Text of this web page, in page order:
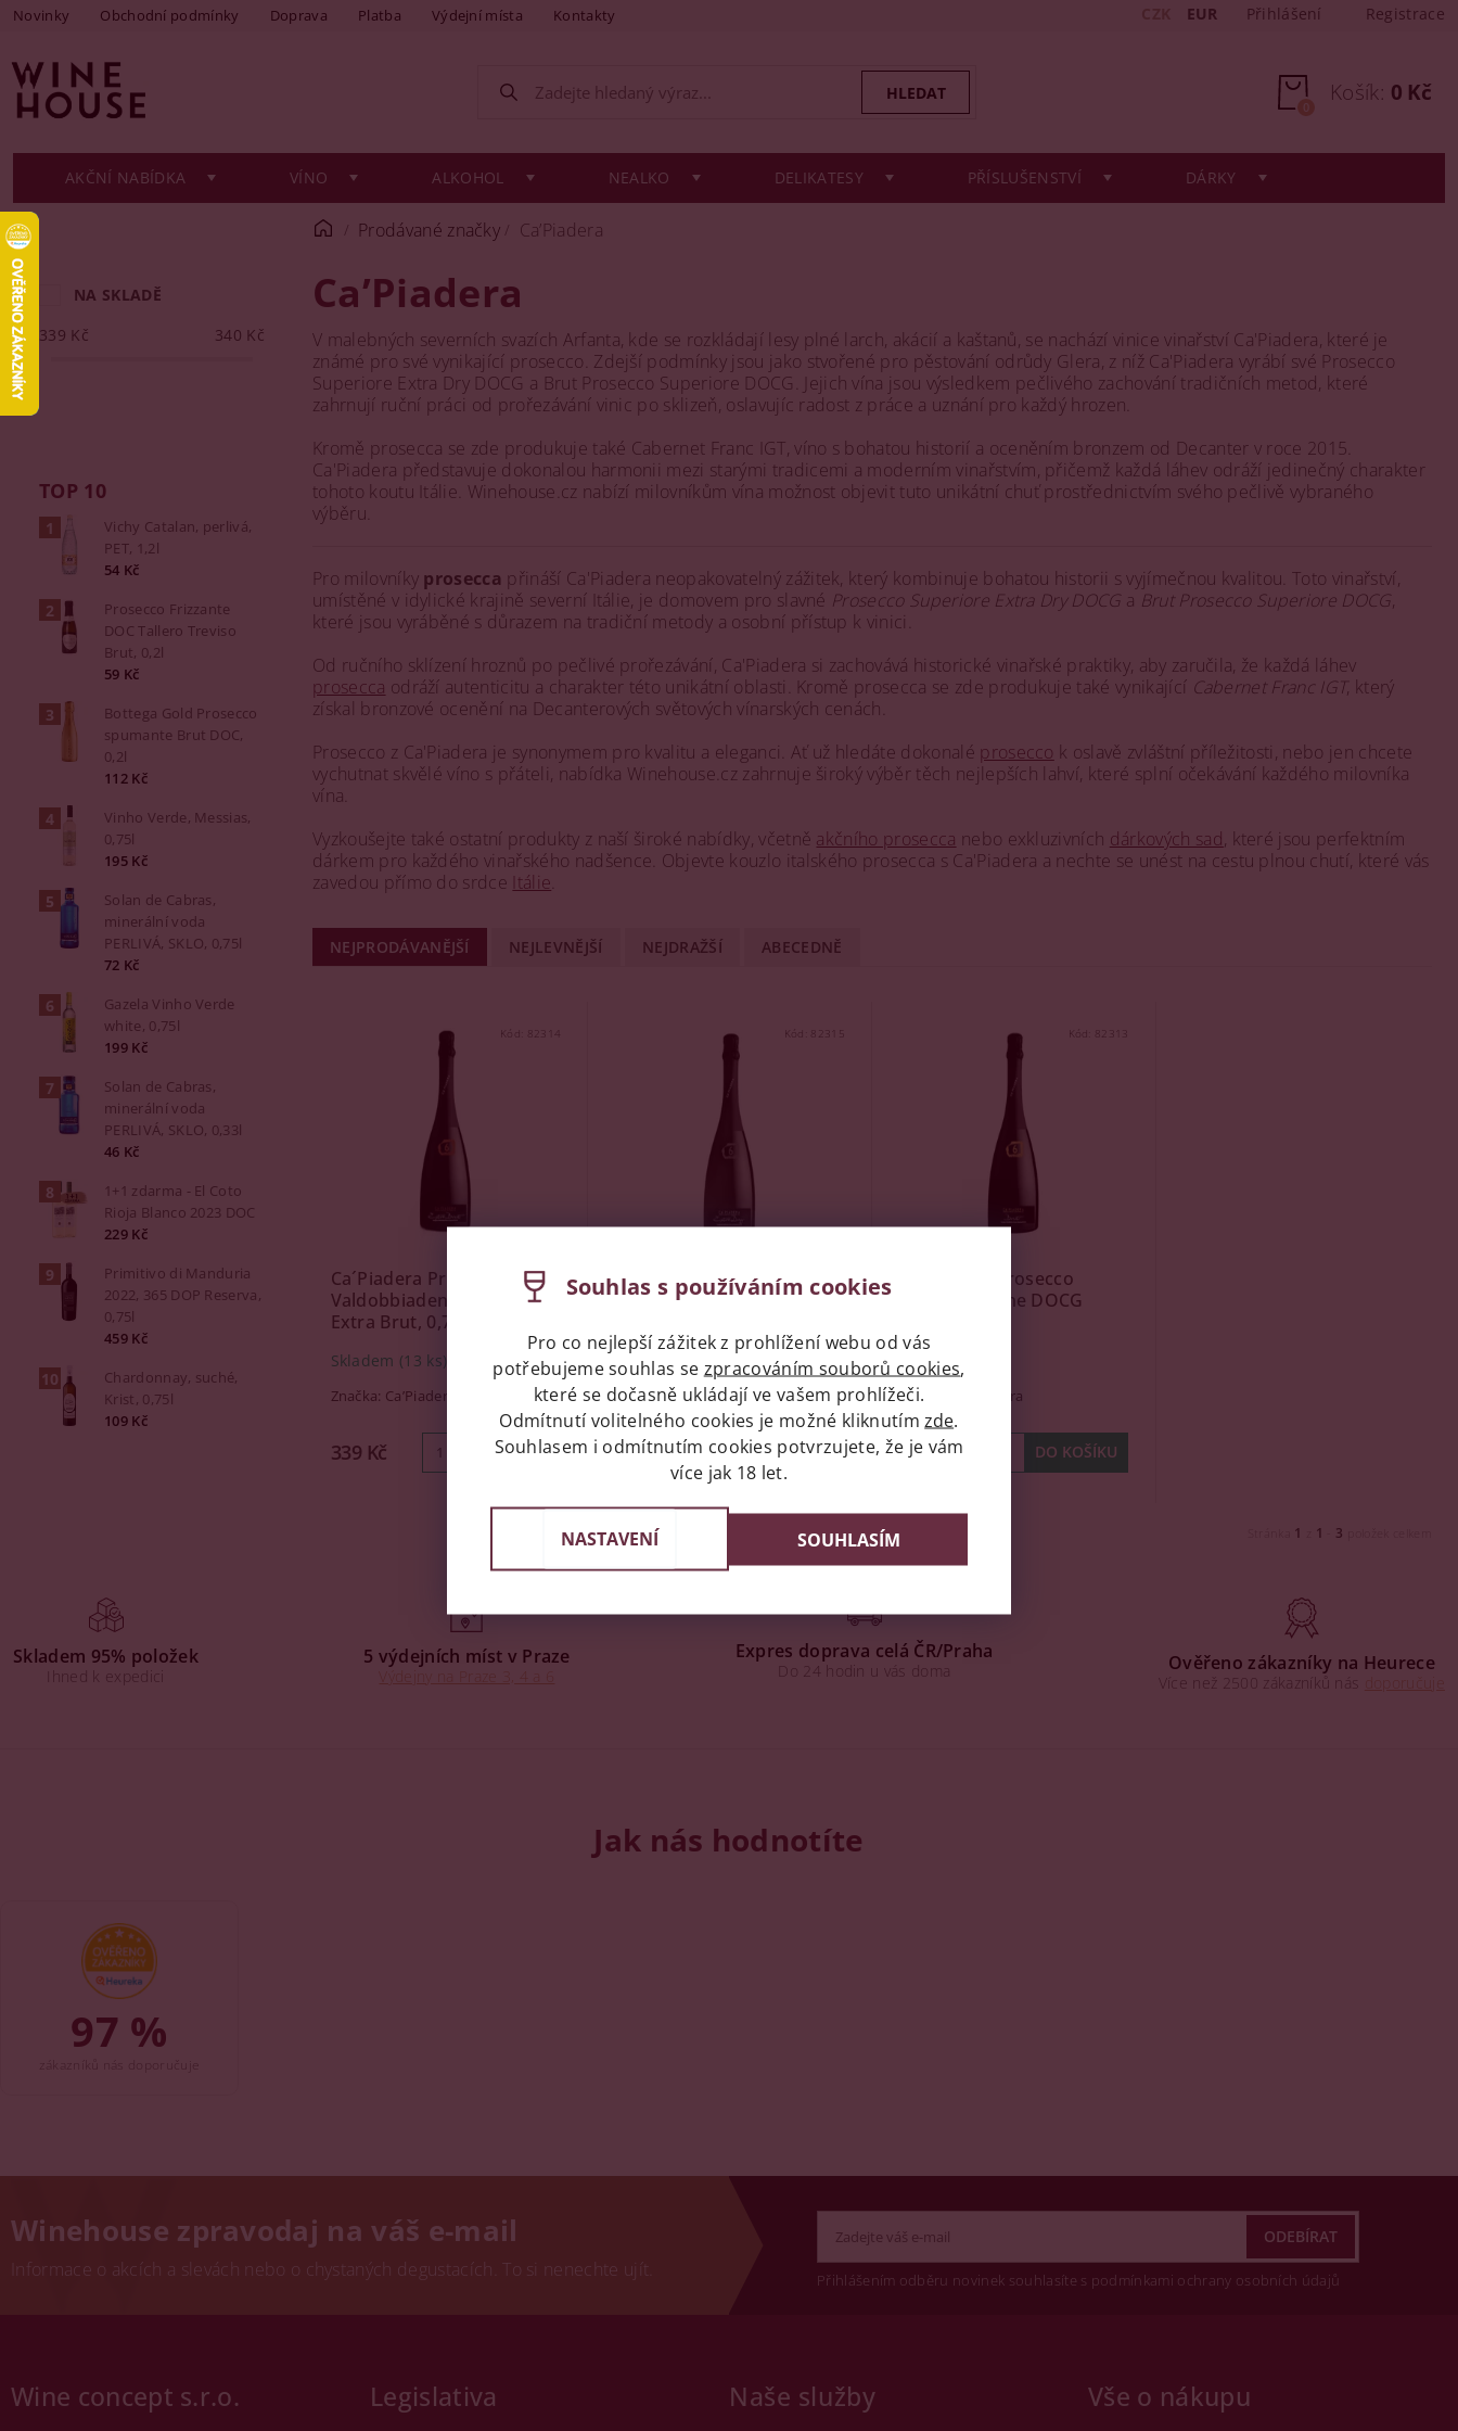
Novinky Obchodní podmínky Doprava Platba Výdejní místa Kontakty EUR Přihlášení Registrace
Košík: 0 Kč
0
AKČNÍ NABÍDKA VÍNO ALKOHOL NEALKO DELIKATESY PŘÍSLUŠENSTVÍ DÁRKY
NA SKLADĚ
339 Kč 340 Kč
TOP 10
Vichy Catalan, perlivá,
PET, 1,2l
54 Kč
Prosecco Frizzante
DOC Tallero Treviso
Brut, 0,2l
59 Kč
Bottega Gold Prosecco
spumante Brut DOC,
0,2l
112 Kč
Vinho Verde, Messias,
0,75l
195 Kč
Solan de Cabras,
minerální voda
PERLIVÁ, SKLO, 0,75l
72 Kč
Gazela Vinho Verde
white, 0,75l
199 Kč
Solan de Cabras,
minerální voda
PERLIVÁ, SKLO, 0,33l
46 Kč
1+1 zdarma - El Coto
Rioja Blanco 2023 DOC
229 Kč
Primitivo di Manduria
2022, 365 DOP Reserva,
0,75l
459 Kč
Chardonnay, suché,
Krist, 0,75l
109 Kč
Prodávané značky Ca’Piadera
Ca’Piadera
V malebných severních svazích Arfanta, kde se rozkládají lesy plné larch, akácií a kaštanů, se nachází vinice vinařství Ca'Piadera, které je
známé pro své vynikající prosecco. Zdejší podmínky jsou jako stvořené pro pěstování odrůdy Glera, z níž Ca'Piadera vyrábí své Prosecco
Superiore Extra Dry DOCG a Brut Prosecco Superiore DOCG. Jejich vína jsou výsledkem pečlivého zachování tradičních metod, které
zahrnují ruční práci od prořezávání vinic po sklizeň, oslavujíc radost z práce a uznání pro každý hrozen.
Kromě prosecca se zde produkuje také Cabernet Franc IGT, víno s bohatou historií a oceněním bronzem od Decanter v roce 2015.
Ca'Piadera představuje dokonalou harmonii mezi starými tradicemi a moderním vinařstvím, přičemž každá láhev odráží jedinečný charakter
tohoto koutu Itálie. Winehouse.cz nabízí milovníkům vína možnost objevit tuto unikátní chuť prostřednictvím svého pečlivě vybraného
výběru.
Pro milovníky prosecca přináší Ca'Piadera neopakovatelný zážitek, který kombinuje bohatou historii s vyjímečnou kvalitou. Toto vinařství,
umístěné v idylické krajině severní Itálie, je domovem pro slavné Prosecco Superiore Extra Dry DOCG a Brut Prosecco Superiore DOCG,
které jsou vyráběné s důrazem na tradiční metody a osobní přístup k vinici.
Od ručního sklízení hroznů po pečlivé prořezávání, Ca'Piadera si zachovává historické vinařské praktiky, aby zaručila, že každá láhev
prosecca odráží autenticitu a charakter této unikátní oblasti. Kromě prosecca se zde produkuje také vynikající Cabernet Franc IGT, který
získal bronzové ocenění na Decanterových světových vínarských cenách.
Prosecco z Ca'Piadera je synonymem pro kvalitu a eleganci. Ať už hledáte dokonalé prosecco k oslavě zvláštní příležitosti, nebo jen chcete
vychutnat skvělé víno s přáteli, nabídka Winehouse.cz zahrnuje široký výběr těch nejlepších lahví, které splní očekávání každého milovníka
vína.
Vyzkoušejte také ostatní produkty z naší široké nabídky, včetně akčního prosecca nebo exkluzivních dárkových sad, které jsou perfektním
dárkem pro každého vinařského nadšence. Objevte kouzlo italského prosecca s Ca'Piadera a nechte se unést na cestu plnou chutí, které vás
zavedou přímo do srdce Itálie
NEJPRODÁVANĚJŠÍ NEJLEVNĚJŠÍ NEJDRAŽŠÍ ABECEDNĚ
Kód: 82314
Ca´Piadera Prosecco
Valdobbiadene DOCG
Extra Brut, 0,75l
Skladem (13 ks)
Značka: Ca’Piadera
339 Kč
Kód: 82315
Ca´Piadera Prosecco
Valdobbiadene DOCG
Skladem(11 ks)
Značka:Ca’Piadera
339 Kč
Kód: 82313
Ca´Piadera Prosecco
Valdobbiadene DOCG
Skladem
Značka: Ca’Piadera
339 Kč
1 1 3
Skladem 95% položek
Ihned k expedici
5 výdejních míst v Praze
Výdejny na Praze 3, 4 a 6
Expres doprava celá ČR/Praha
Do 24 hodin u vás doma Ověřeno zákazníky na Heurece
Více než 2500 zákazníků nás
Jak nás hodnotíte
97 %
Winehouse zpravodaj na váš e-mail
Informace o akcích a slevách nebo o chystaných degustacích. To si nenechte ujít. Přihlášením odběru novinek souhlasíte s podmínkami ochrany osobních údajů
Wine concept s.r.o. Legislativa Naše služby Vše o nákupu
Souhlas s používáním cookies
Pro co nejlepší zážitek z prohlížení webu od vás
potřebujeme souhlas se zpracováním souborů cookies,
které se dočasně ukládají ve vašem prohlížeči.
Odmítnutí volitelného cookies je možné kliknutímzde.
Souhlasem i odmítnutím cookies potvrzujete, že je vám
více jak 18 let.
NASTAVENÍ SOUHLASÍM